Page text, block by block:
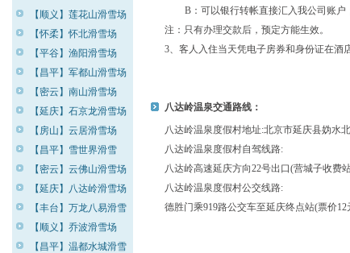
【顺义】莲花山滑雪场
【怀柔】怀北滑雪场
【平谷】渔阳滑雪场
【昌平】军都山滑雪场
【密云】南山滑雪场
【延庆】石京龙滑雪场
【房山】云居滑雪场
【昌平】雪世界滑雪
【密云】云佛山滑雪场
【延庆】八达岭滑雪场
【丰台】万龙八易滑雪
【顺义】乔波滑雪场
【昌平】温都水城滑雪
B：可以银行转帐直接汇入我公司账户
注：只有办理交款后，预定方能生效。
3、客人入住当天凭电子房券和身份证在酒
八达岭温泉交通路线：
八达岭温泉度假村地址:北京市延庆县妫水
八达岭温泉度假村自驾线路:
八达岭高速延庆方向22号出口(营城子收费
八达岭温泉度假村公交线路:
德胜门乘919路公交车至延庆终点站(票价